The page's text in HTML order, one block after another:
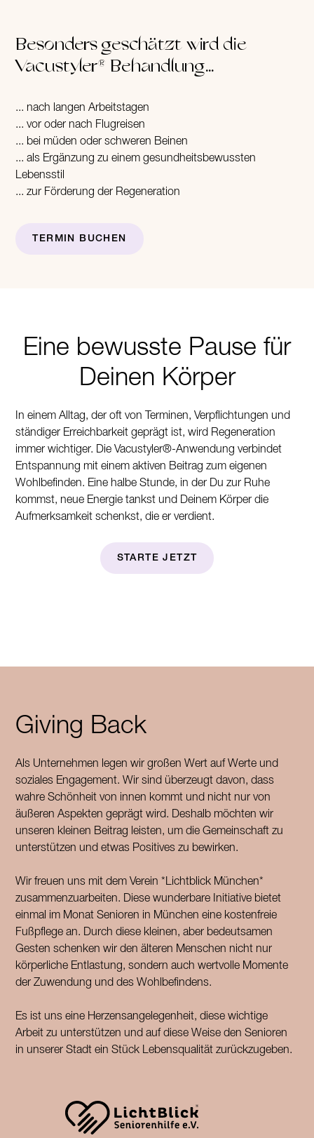
Besonders geschätzt wird die
Vacustyler® Behandlung...
... nach langen Arbeitstagen
... vor oder nach Flugreisen
... bei müden oder schweren Beinen
... als Ergänzung zu einem gesundheitsbewussten
Lebensstil
... zur Förderung der Regeneration
TERMIN BUCHEN
Eine bewusste Pause für
Deinen Körper
In einem Alltag, der oft von Terminen, Verpflichtungen und
ständiger Erreichbarkeit geprägt ist, wird Regeneration
immer wichtiger. Die Vacustyler®-Anwendung verbindet
Entspannung mit einem aktiven Beitrag zum eigenen
Wohlbefinden. Eine halbe Stunde, in der Du zur Ruhe
kommst, neue Energie tankst und Deinem Körper die
Aufmerksamkeit schenkst, die er verdient.
STARTE JETZT
Giving Back
Als Unternehmen legen wir großen Wert auf Werte und
soziales Engagement. Wir sind überzeugt davon, dass
wahre Schönheit von innen kommt und nicht nur von
äußeren Aspekten geprägt wird. Deshalb möchten wir
unseren kleinen Beitrag leisten, um die Gemeinschaft zu
unterstützen und etwas Positives zu bewirken.
Wir freuen uns mit dem Verein *Lichtblick München*
zusammenzuarbeiten. Diese wunderbare Initiative bietet
einmal im Monat Senioren in München eine kostenfreie
Fußpflege an. Durch diese kleinen, aber bedeutsamen
Gesten schenken wir den älteren Menschen nicht nur
körperliche Entlastung, sondern auch wertvolle Momente
der Zuwendung und des Wohlbefindens.
Es ist uns eine Herzensangelegenheit, diese wichtige
Arbeit zu unterstützen und auf diese Weise den Senioren
in unserer Stadt ein Stück Lebensqualität zurückzugeben.